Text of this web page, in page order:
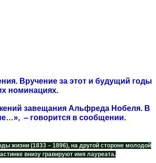
Вручение за этот и будущий годы
номинациях.
завещания Альфреда Нобеля. В
‒ говорится в сообщении.
жизни (1833 – 1896), на другой стороне молодой
внизу гравируют имя лауреата.